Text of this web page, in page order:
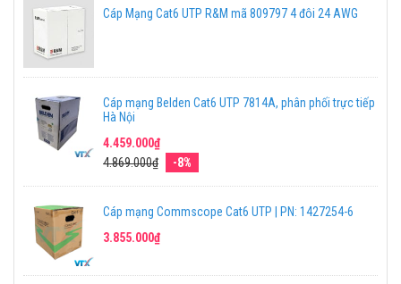
Cáp Mạng Cat6 UTP R&M mã 809797 4 đôi 24 AWG
Cáp mạng Belden Cat6 UTP 7814A, phân phối trực tiếp
Hà Nội
4.459.000₫
4.869.000₫
-8%
Cáp mạng Commscope Cat6 UTP | PN: 1427254-6
3.855.000₫